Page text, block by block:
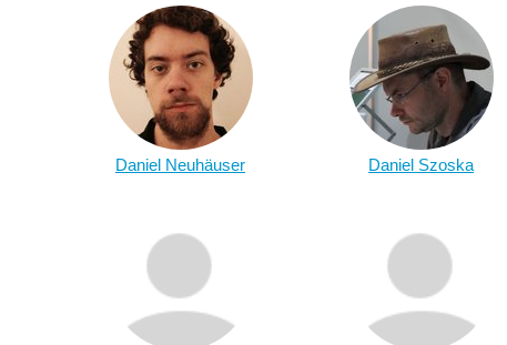
Daniel Neuhäuser Daniel Szoska